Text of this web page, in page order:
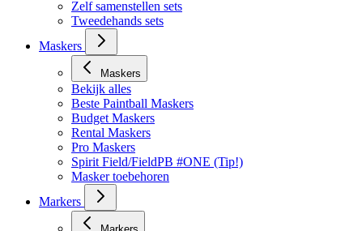
Zelf samenstellen sets
Tweedehands sets
Maskers
Maskers
Bekijk alles
Beste Paintball Maskers
Budget Maskers
Rental Maskers
Pro Maskers
Spirit Field/FieldPB #ONE (Tip!)
Masker toebehoren
Markers